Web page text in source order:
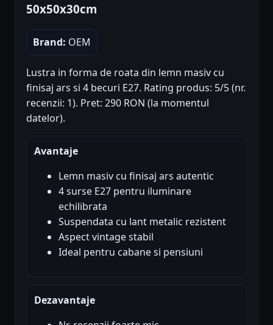
50x50x30cm
Brand: OEM
Lustra in forma de roata din lemn masiv cu
finisaj ars si 4 becuri E27. Rating produs: 5/5 (nr.
recenzii: 1). Pret: 290 RON (la momentul
datelor).
Avantaje
Lemn masiv cu finisaj ars autentic
4 surse E27 pentru iluminare
echilibrata
Suspendata cu lant metalic rezistent
Aspect vintage stabil
Ideal pentru cabane si pensiuni
Dezavantaje